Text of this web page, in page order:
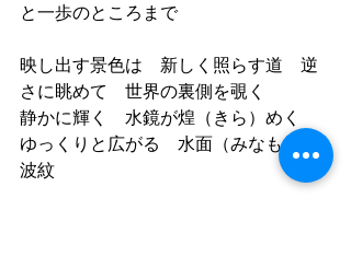
と一歩のところまで
映し出す景色は　新しく照らす道　逆
さに眺めて　世界の裏側を覗く
静かに輝く　水鏡が煌（きら）めく
ゆっくりと広がる　水面（みなも）の
波紋